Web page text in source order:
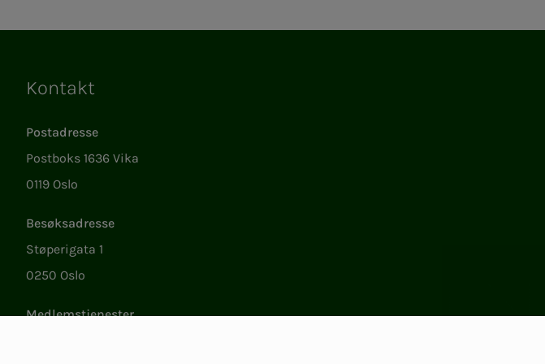
Kontakt
Postadresse
Postboks 1636 Vika
0119 Oslo
Besøksadresse
Støperigata 1
0250 Oslo
Medlemstjenester